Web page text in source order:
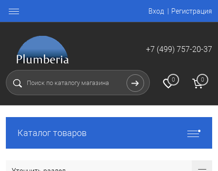
Вход Регистрация
+7 (499) 757-20-37
0 0
Каталог товаров